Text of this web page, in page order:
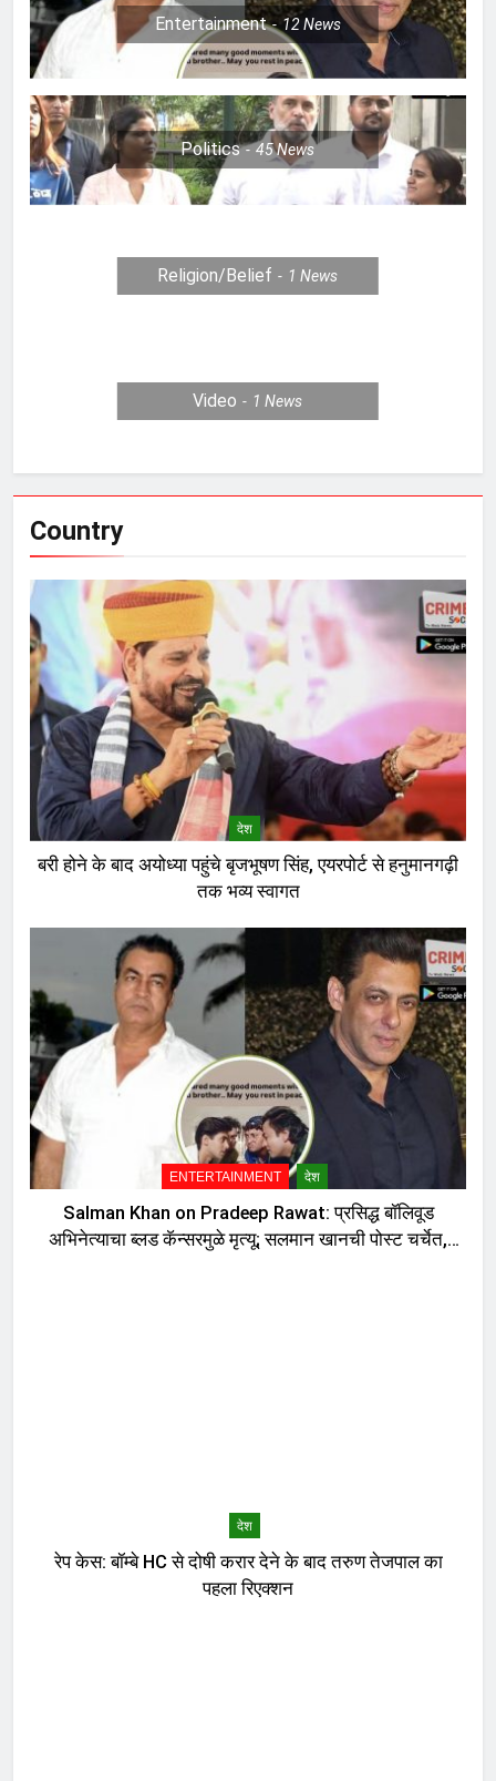
Entertainment 12News
Politics 45News
Religion/Belief 1News
Video 1News
Country
देश
बरी होने के बाद अयोध्या पहुंचे बृजभूषण सिंह, एयरपोर्ट से हनुमानगढ़ी
तक भव्य स्वागत
ENTERTAINMENT देश
Salman Khan on Pradeep Rawat: प्रसिद्ध बॉलिवूड
अभिनेत्याचा ब्लड कॅन्सरमुळे मृत्यू; सलमान खानची पोस्ट चर्चेत,
देश
रेप केस: बॉम्बे HC से दोषी करार देने के बाद तरुण तेजपाल का
पहला रिएक्शन